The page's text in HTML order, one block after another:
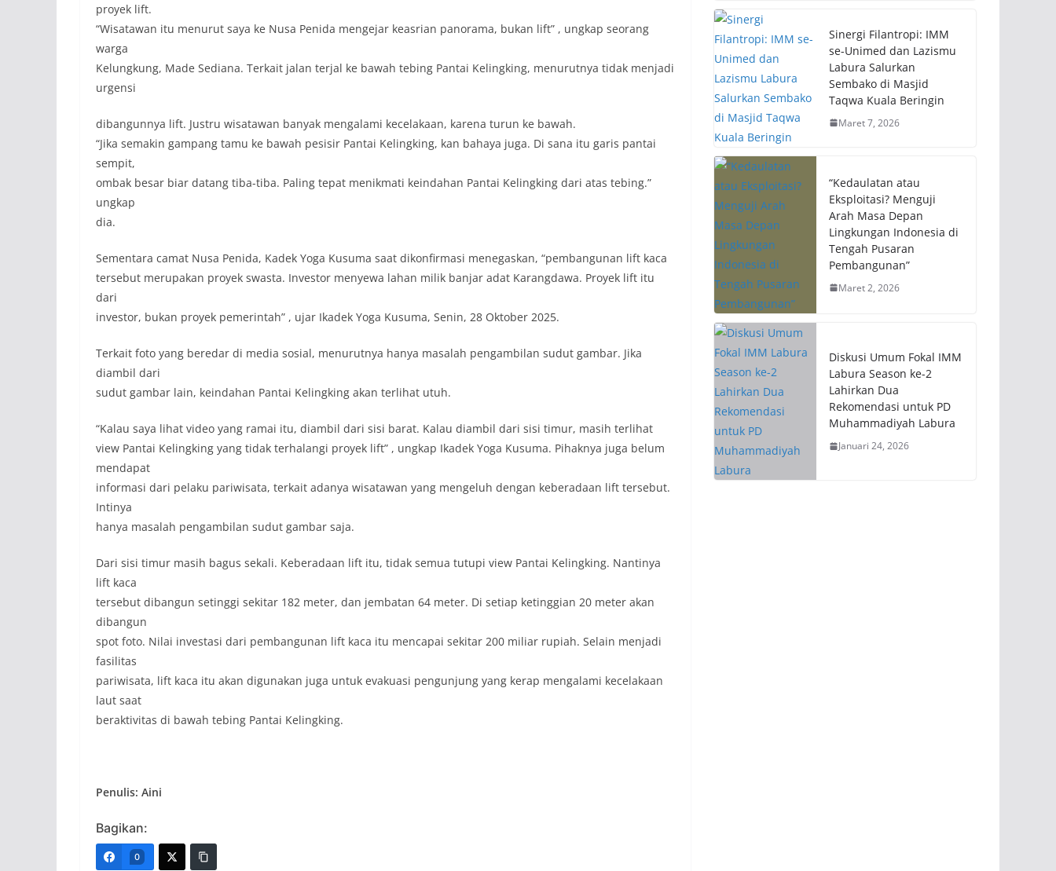
proyek lift.
“Wisatawan itu menurut saya ke Nusa Penida mengejar keasrian panorama, bukan lift” , ungkap seorang
warga
Kelungkung, Made Sediana. Terkait jalan terjal ke bawah tebing Pantai Kelingking, menurutnya tidak menjadi
urgensi
dibangunnya lift. Justru wisatawan banyak mengalami kecelakaan, karena turun ke bawah.
“Jika semakin gampang tamu ke bawah pesisir Pantai Kelingking, kan bahaya juga. Di sana itu garis pantai
sempit,
ombak besar biar datang tiba-tiba. Paling tepat menikmati keindahan Pantai Kelingking dari atas tebing.”
ungkap
dia.
Sementara camat Nusa Penida, Kadek Yoga Kusuma saat dikonfirmasi menegaskan, “pembangunan lift kaca
tersebut merupakan proyek swasta. Investor menyewa lahan milik banjar adat Karangdawa. Proyek lift itu
dari
investor, bukan proyek pemerintah” , ujar Ikadek Yoga Kusuma, Senin, 28 Oktober 2025.
Terkait foto yang beredar di media sosial, menurutnya hanya masalah pengambilan sudut gambar. Jika
diambil dari
sudut gambar lain, keindahan Pantai Kelingking akan terlihat utuh.
“Kalau saya lihat video yang ramai itu, diambil dari sisi barat. Kalau diambil dari sisi timur, masih terlihat
view Pantai Kelingking yang tidak terhalangi proyek lift” , ungkap Ikadek Yoga Kusuma. Pihaknya juga belum
mendapat
informasi dari pelaku pariwisata, terkait adanya wisatawan yang mengeluh dengan keberadaan lift tersebut.
Intinya
hanya masalah pengambilan sudut gambar saja.
Dari sisi timur masih bagus sekali. Keberadaan lift itu, tidak semua tutupi view Pantai Kelingking. Nantinya
lift kaca
tersebut dibangun setinggi sekitar 182 meter, dan jembatan 64 meter. Di setiap ketinggian 20 meter akan
dibangun
spot foto. Nilai investasi dari pembangunan lift kaca itu mencapai sekitar 200 miliar rupiah. Selain menjadi
fasilitas
pariwisata, lift kaca itu akan digunakan juga untuk evakuasi pengunjung yang kerap mengalami kecelakaan
laut saat
beraktivitas di bawah tebing Pantai Kelingking.
Penulis: Aini
Bagikan:
0
Sinergi Filantropi: IMM
se-Unimed dan Lazismu
Labura Salurkan
Sembako di Masjid
Taqwa Kuala Beringin
Maret 7, 2026
“Kedaulatan atau
Eksploitasi? Menguji
Arah Masa Depan
Lingkungan Indonesia di
Tengah Pusaran
Pembangunan”
Maret 2, 2026
Diskusi Umum Fokal IMM
Labura Season ke-2
Lahirkan Dua
Rekomendasi untuk PD
Muhammadiyah Labura
Januari 24, 2026